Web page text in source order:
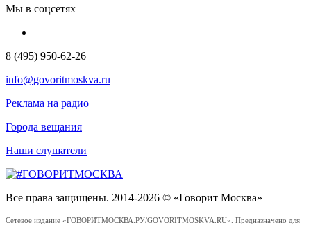
Мы в соцсетях
8 (495) 950-62-26
info@govoritmoskva.ru
Реклама на радио
Города вещания
Наши слушатели
Все права защищены. 2014-2026 © «Говорит Москва»
Сетевое издание «ГОВОРИТМОСКВА.РУ/GOVORITMOSKVA.RU». Предназначено для